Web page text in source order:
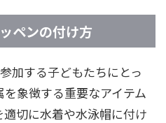
ペンの付け方
加する子どもたちにとっ
象徴する重要なアイテム
切に水着や水泳帽に付け